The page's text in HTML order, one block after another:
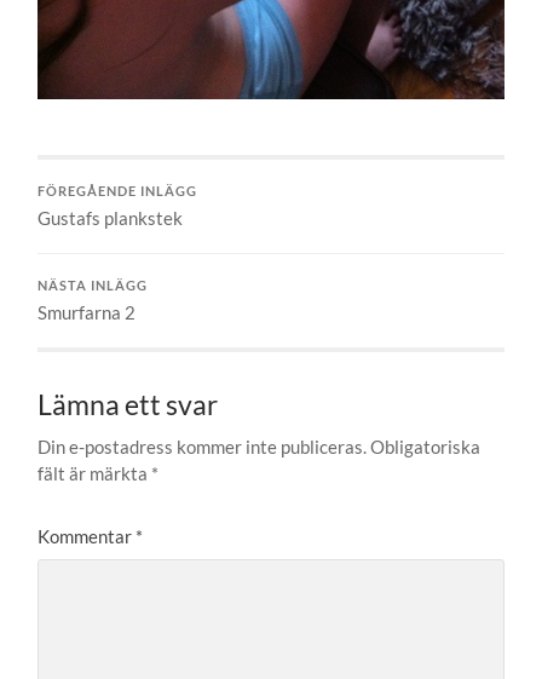
FÖREGÅENDE INLÄGG
Gustafs plankstek
NÄSTA INLÄGG
Smurfarna 2
Lämna ett svar
Din e-postadress kommer inte publiceras. Obligatoriska
fält är märkta *
Kommentar *